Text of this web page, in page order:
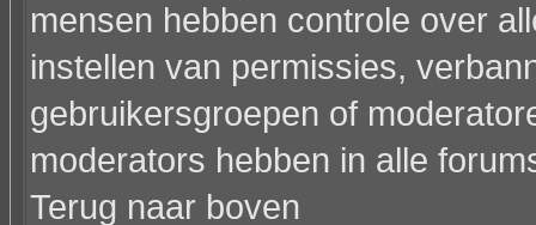
mensen hebben controle over
instellen van permissies,
gebruikersgroepen of
moderators hebben in alle
Terug naar boven